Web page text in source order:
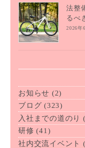
法整
るべ
2026年
お知らせ (2)
ブログ (323)
入社までの道のり
研修 (41)
社内交流イベント